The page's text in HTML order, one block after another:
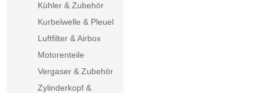
Kühler & Zubehör
Kurbelwelle & Pleuel
Luftfilter & Airbox
Motorenteile
Vergaser & Zubehör
Zylinderkopf &